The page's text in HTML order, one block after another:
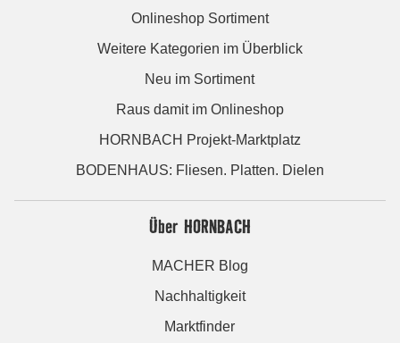
Onlineshop Sortiment
Weitere Kategorien im Überblick
Neu im Sortiment
Raus damit im Onlineshop
HORNBACH Projekt-Marktplatz
BODENHAUS: Fliesen. Platten. Dielen
Über HORNBACH
MACHER Blog
Nachhaltigkeit
Marktfinder